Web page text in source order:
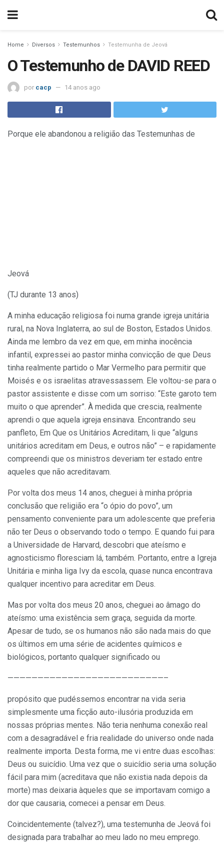
Home Diversos Testemunhos Testemunha de Jeová
O Testemunho de DAVID REED
por cacp 14 anos ago
Porque ele abandonou a religião das Testemunhas de
Jeová
(TJ durante 13 anos)
A minha educação religiosa foi numa grande igreja unitária
rural, na Nova Inglaterra, ao sul de Boston, Estados Unidos.
Ainda me lembro da vez em que, em minha inocência
infantil, expressei ao pastor minha convicção de que Deus
tinha realmente partido o Mar Vermelho para permitir que
Moisés e os israelitas atravessassem. Ele voltou-se para o
pastor assistente e disse com um sorriso: “Este garoto tem
muito o que aprender”. À medida que crescia, realmente
aprendi o que aquela igreja ensinava. Encontrando seu
panfleto, Em Que os Unitários Acreditam, li que “alguns
unitários acreditam em Deus, e outros não” – e rapidamente
compreendi que os ministros deveriam ter estado entre
aqueles que não acreditavam.
Por volta dos meus 14 anos, cheguei à minha própria
conclusão que religião era “o ópio do povo”, um
pensamento conveniente para um adolescente que preferia
não ter Deus o observando todo o tempo. E quando fui para
a Universidade de Harvard, descobri que ateísmo e
agnosticismo floresciam lá, também. Portanto, entre a Igreja
Unitária e minha liga Ivy da escola, quase nunca encontrava
qualquer incentivo para acreditar em Deus.
Mas por volta dos meus 20 anos, cheguei ao âmago do
ateísmo: uma existência sem graça, seguida da morte.
Apesar de tudo, se os humanos não são nada mais do que
os últimos em uma série de acidentes químicos e
biológicos, portanto qualquer significado ou
——————————————————————————–
propósito que pudéssemos encontrar na vida seria
simplesmente uma ficção auto-ilusória produzida em
nossas próprias mentes. Não teria nenhuma conexão real
com a desagradável e fria realidade do universo onde nada
realmente importa. Desta forma, me vi entre duas escolhas:
Deus ou suicídio. Uma vez que o suicídio seria uma solução
fácil para mim (acreditava que não existia nada depois da
morte) mas deixaria àqueles que se importavam comigo a
dor que causaria, comecei a pensar em Deus.
Coincidentemente (talvez?), uma testemunha de Jeová foi
designada para trabalhar ao meu lado no meu emprego.